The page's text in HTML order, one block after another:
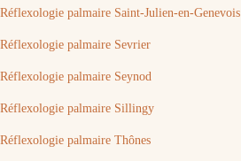
Réflexologie palmaire Saint-Julien-en-Genevois
Réflexologie palmaire Sevrier
Réflexologie palmaire Seynod
Réflexologie palmaire Sillingy
Réflexologie palmaire Thônes